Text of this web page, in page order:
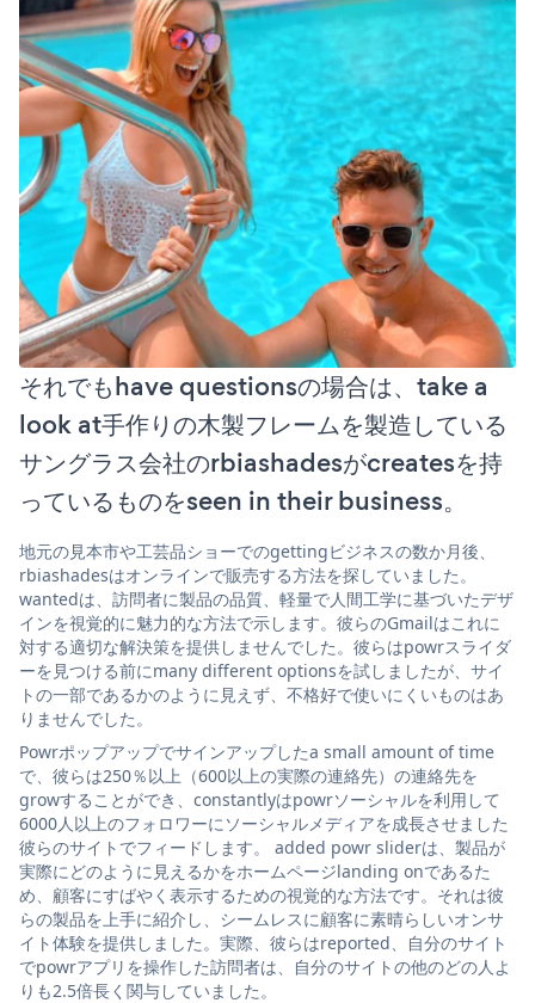
それでもhave questionsの場合は、take a
look at手作りの木製フレームを製造している
サングラス会社のrbiashadesがcreatesを持
っているものをseen in their business。
地元の見本市や工芸品ショーでのgettingビジネスの数か月後、
rbiashadesはオンラインで販売する方法を探していました。
wantedは、訪問者に製品の品質、軽量で人間工学に基づいたデザ
インを視覚的に魅力的な方法で示します。彼らのGmailはこれに
対する適切な解決策を提供しませんでした。彼らはpowrスライダ
ーを見つける前にmany different optionsを試しましたが、サイ
トの一部であるかのように見えず、不格好で使いにくいものはあ
りませんでした。
Powrポップアップでサインアップしたa small amount of time
で、彼らは250％以上（600以上の実際の連絡先）の連絡先を
growすることができ、constantlyはpowrソーシャルを利用して
6000人以上のフォロワーにソーシャルメディアを成長させました
彼らのサイトでフィードします。 added powr sliderは、製品が
実際にどのように見えるかをホームページlanding onであるた
め、顧客にすばやく表示するための視覚的な方法です。それは彼
らの製品を上手に紹介し、シームレスに顧客に素晴らしいオンサ
イト体験を提供しました。実際、彼らはreported、自分のサイト
でpowrアプリを操作した訪問者は、自分のサイトの他のどの人よ
りも2.5倍長く関与していました。